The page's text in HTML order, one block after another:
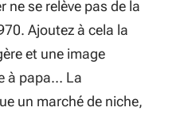
se relève pas de la
Ajoutez à cela la
et une image
à papa… La
un marché de niche,